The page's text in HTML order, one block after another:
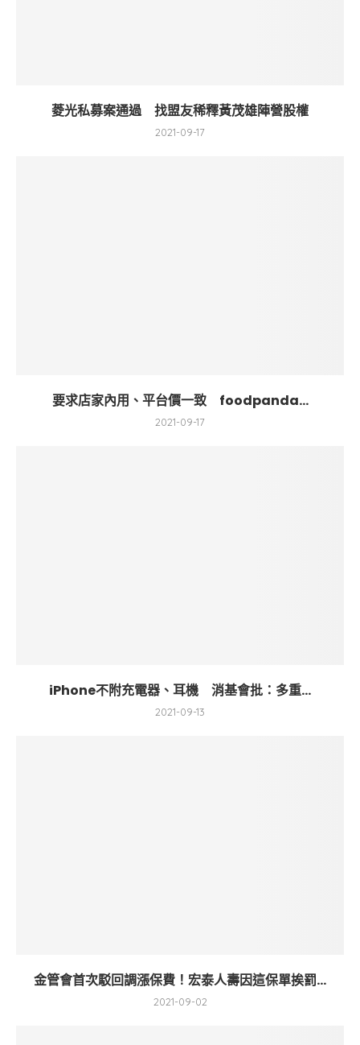
菱光私募案通過 找盟友稀釋黃茂雄陣營股權
2021-09-17
要求店家內用、平台價一致 foodpanda...
2021-09-17
iPhone不附充電器、耳機 消基會批：多重...
2021-09-13
金管會首次駁回調漲保費！宏泰人壽因這保單挨罰...
2021-09-02